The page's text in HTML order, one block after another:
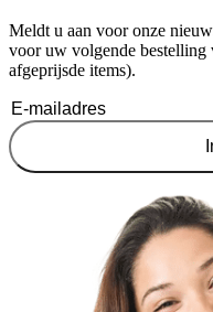
Meldt u aan voor onze
voor uw volgende
afgeprijsde items).